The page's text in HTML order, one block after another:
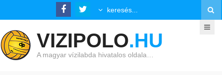
VIZIPOLO.HU
A magyar vízilabda hivatalos oldala…